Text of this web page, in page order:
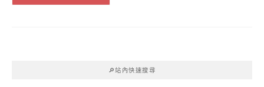
🔎站內快速搜尋